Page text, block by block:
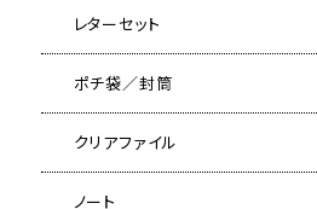
レターセット
ポチ袋／封筒
クリアファイル
ノート